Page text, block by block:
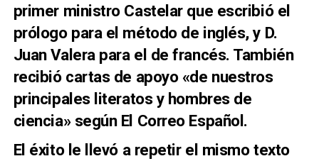
primer ministro Castelar que escribió el
prólogo para el método de inglés, y D.
Juan Valera para el de francés. También
recibió cartas de apoyo «de nuestros
principales literatos y hombres de
ciencia» según El Correo Español.
El éxito le llevó a repetir el mismo texto